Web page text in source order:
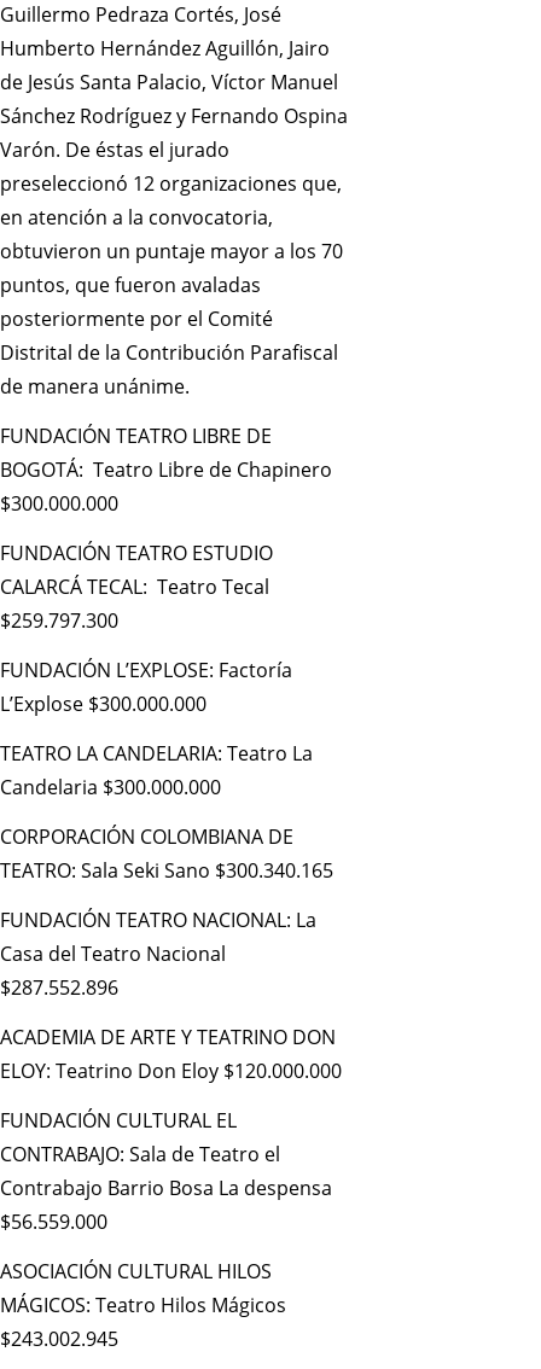
Guillermo Pedraza Cortés, José
Humberto Hernández Aguillón, Jairo
de Jesús Santa Palacio, Víctor Manuel
Sánchez Rodríguez y Fernando Ospina
Varón. De éstas el jurado
preseleccionó 12 organizaciones que,
en atención a la convocatoria,
obtuvieron un puntaje mayor a los 70
puntos, que fueron avaladas
posteriormente por el Comité
Distrital de la Contribución Parafiscal
de manera unánime.
FUNDACIÓN TEATRO LIBRE DE
BOGOTÁ: Teatro Libre de Chapinero
$300.000.000
FUNDACIÓN TEATRO ESTUDIO
CALARCÁ TECAL: Teatro Tecal
$259.797.300
FUNDACIÓN L’EXPLOSE: Factoría
L’Explose $300.000.000
TEATRO LA CANDELARIA: Teatro La
Candelaria $300.000.000
CORPORACIÓN COLOMBIANA DE
TEATRO: Sala Seki Sano $300.340.165
FUNDACIÓN TEATRO NACIONAL: La
Casa del Teatro Nacional
$287.552.896
ACADEMIA DE ARTE Y TEATRINO DON
ELOY: Teatrino Don Eloy $120.000.000
FUNDACIÓN CULTURAL EL
CONTRABAJO: Sala de Teatro el
Contrabajo Barrio Bosa La despensa
$56.559.000
ASOCIACIÓN CULTURAL HILOS
MÁGICOS: Teatro Hilos Mágicos
$243.002.945